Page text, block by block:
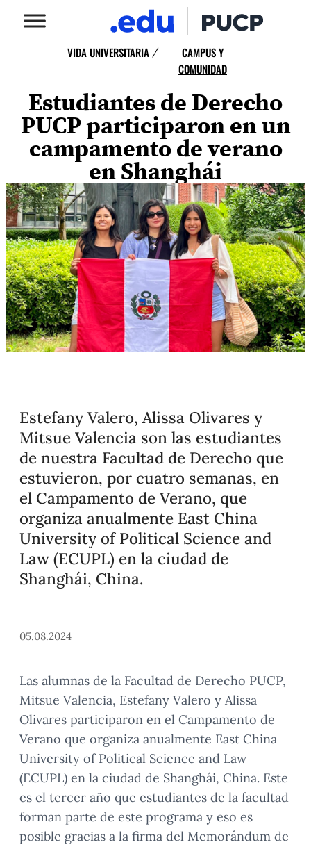
VIDA UNIVERSITARIA /
CAMPUS Y
COMUNIDAD
Estudiantes de Derecho
PUCP participaron en un
campamento de verano
en Shanghái
Estefany Valero, Alissa Olivares y
Mitsue Valencia son las estudiantes
de nuestra Facultad de Derecho que
estuvieron, por cuatro semanas, en
el Campamento de Verano, que
organiza anualmente East China
University of Political Science and
Law (ECUPL) en la ciudad de
Shanghái, China.
05.08.2024
Las alumnas de la Facultad de Derecho PUCP,
Mitsue Valencia, Estefany Valero y Alissa
Olivares participaron en el Campamento de
Verano que organiza anualmente East China
University of Political Science and Law
(ECUPL) en la ciudad de Shanghái, China. Este
es el tercer año que estudiantes de la facultad
forman parte de este programa y eso es
posible gracias a la firma del Memorándum de